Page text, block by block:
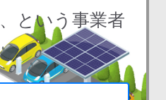
、という事業者